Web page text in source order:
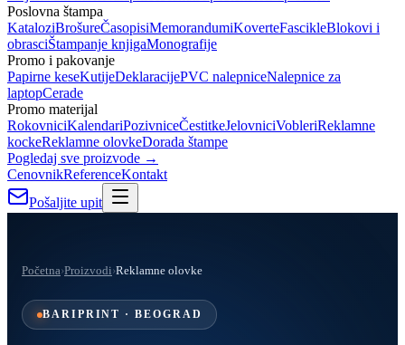
Poslovna štampa
KataloziBrošureČasopisiMemorandumiKoverteFascikleBlokovi i
obrasciŠtampanje knjigaMonografije
Promo i pakovanje
Papirne keseKutijeDeklaracijePVC nalepniceNalepnice za
laptopCerade
Promo materijal
RokovniciKalendariPozivniceČestitkeJelovniciVobleriReklamne
kockeReklamne olovkeDorada štampe
Pogledaj sve proizvode →
CenovnikReferenceKontakt
Pošaljite upit
Početna›Proizvodi›Reklamne olovke
BARIPRINT · BEOGRAD